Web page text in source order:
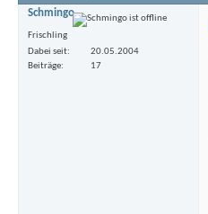
Schmingo
Frischling
Dabei seit
20.05.2004
Beiträge
17